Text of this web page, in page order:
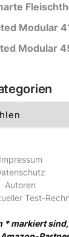
Modular
Modular
Impressum
Autoren
Test-
* markiert